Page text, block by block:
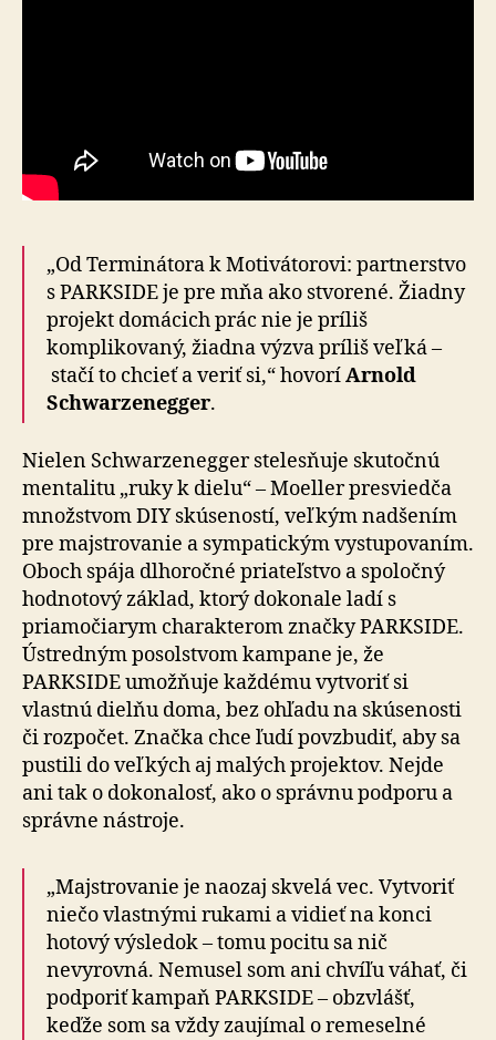
„Od Terminátora k Motivátorovi: partnerstvo
s PARK­SIDE je pre mňa ako stvorené. Žiadny
projekt domácich prác nie je príliš
komplikovaný, žiadna výzva príliš veľká –
stačí to chcieť a veriť si,“ hovoríArnold
Schwarzenegger.
Nielen Schwarzenegger stelesňuje skutočnú
mentalitu „ruky k dielu“ – Moeller presviedča
množstvom DIY skúseností, veľkým nadšením
pre majstrovanie a sympatickým vystupovaním.
Oboch spája dlhoročné priateľstvo a spoločný
hodnotový základ, ktorý dokonale ladí s
priamočiarym charakterom značky PARKSIDE.
Ústredným posolstvom kampane je, že
PARKSIDE umožňuje každému vytvoriť si
vlastnú dielňu doma, bez ohľadu na skúsenosti
či rozpočet. Značka chce ľudí povzbudiť, aby sa
pustili do veľkých aj malých projektov. Nejde
ani tak o dokonalosť, ako o správnu podporu a
správne nástroje.
„Majstrovanie je naozaj skvelá vec. Vytvoriť
niečo vlastnými rukami a vidieť na konci
hotový výsledok – tomu pocitu sa nič
nevyrovná. Nemusel som ani chvíľu váhať, či
podporiť kampaň PARKSIDE – obzvlášť,
keďže som sa vždy zaujímal o remeselné